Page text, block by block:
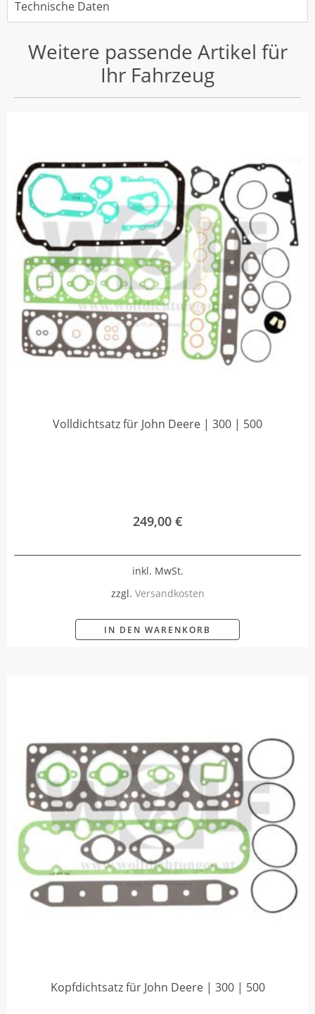
Technische Daten
Weitere passende Artikel für
Ihr Fahrzeug
Volldichtsatz für John Deere | 300 | 500
249,00 €
inkl. MwSt.
zzgl. Versandkosten
IN DEN WARENKORB
Kopfdichtsatz für John Deere | 300 | 500